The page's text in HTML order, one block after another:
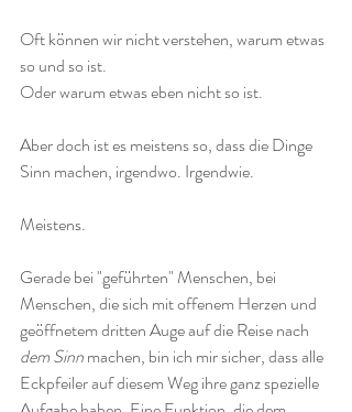
Oft können wir nicht verstehen, warum etwas
so und so ist.
Oder warum etwas eben nicht so ist.
Aber doch ist es meistens so, dass die Dinge
Sinn machen, irgendwo. Irgendwie.
Meistens.
Gerade bei "geführten" Menschen, bei
Menschen, die sich mit offenem Herzen und
geöffnetem dritten Auge auf die Reise nach
dem Sinn machen, bin ich mir sicher, dass alle
Eckpfeiler auf diesem Weg ihre ganz spezielle